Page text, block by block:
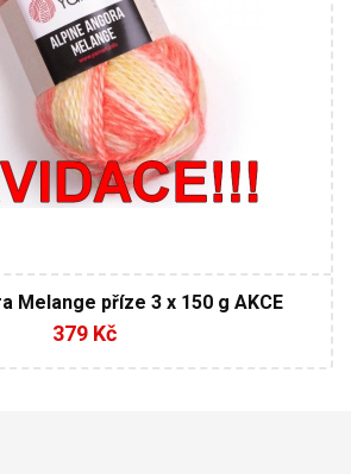
Melange příze 3 x 150 g AKCE
379 Kč